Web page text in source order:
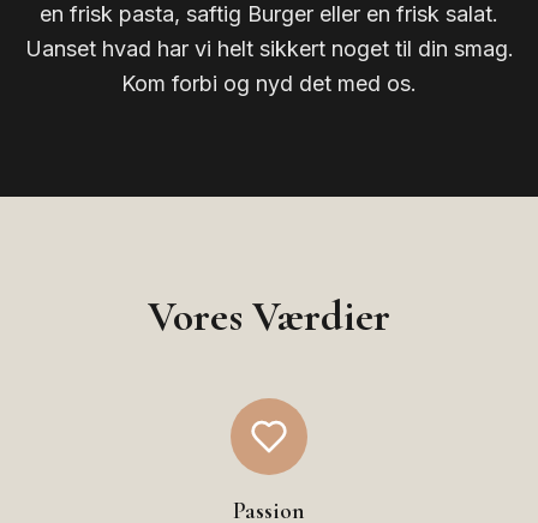
en frisk pasta, saftig Burger eller en frisk salat.
Uanset hvad har vi helt sikkert noget til din smag.
Kom forbi og nyd det med os.
Vores Værdier
Passion